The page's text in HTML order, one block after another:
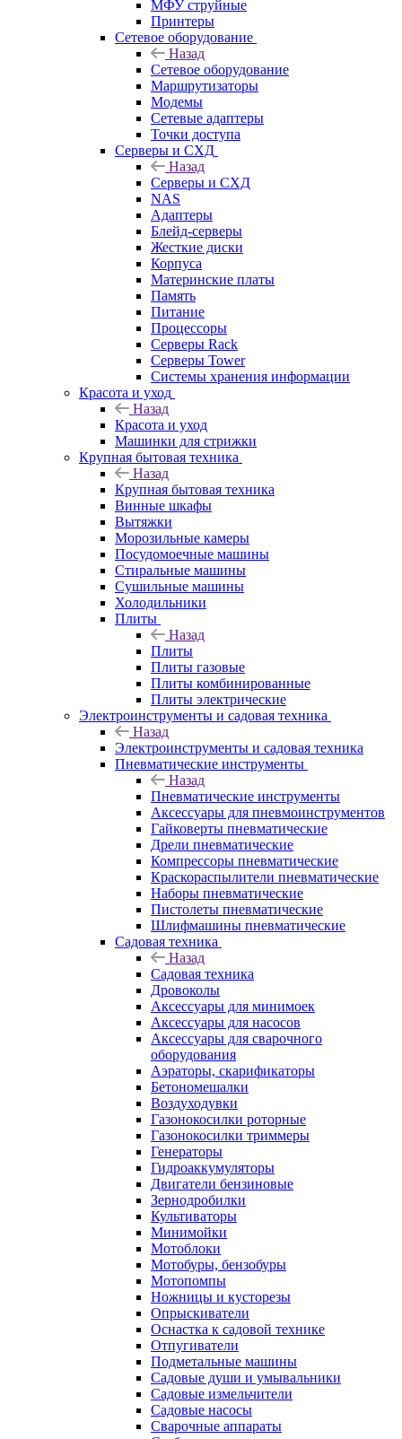
МФУ струйные
Принтеры
Сетевое оборудование
Назад
Сетевое оборудование
Маршрутизаторы
Модемы
Сетевые адаптеры
Точки доступа
Серверы и СХД
Назад
Серверы и СХД
NAS
Адаптеры
Блейд-серверы
Жесткие диски
Корпуса
Материнские платы
Память
Питание
Процессоры
Серверы Rack
Серверы Tower
Системы хранения информации
Красота и уход
Назад
Красота и уход
Машинки для стрижки
Крупная бытовая техника
Назад
Крупная бытовая техника
Винные шкафы
Вытяжки
Морозильные камеры
Посудомоечные машины
Стиральные машины
Сушильные машины
Холодильники
Плиты
Назад
Плиты
Плиты газовые
Плиты комбинированные
Плиты электрические
Электроинструменты и садовая техника
Назад
Электроинструменты и садовая техника
Пневматические инструменты
Назад
Пневматические инструменты
Аксессуары для пневмоинструментов
Гайковерты пневматические
Дрели пневматические
Компрессоры пневматические
Краскораспылители пневматические
Наборы пневматические
Пистолеты пневматические
Шлифмашины пневматические
Садовая техника
Назад
Садовая техника
Дровоколы
Аксессуары для минимоек
Аксессуары для насосов
Аксессуары для сварочного
оборудования
Аэраторы, скарификаторы
Бетономешалки
Воздуходувки
Газонокосилки роторные
Газонокосилки триммеры
Генераторы
Гидроаккумуляторы
Двигатели бензиновые
Зернодробилки
Культиваторы
Минимойки
Мотоблоки
Мотобуры, бензобуры
Мотопомпы
Ножницы и кусторезы
Опрыскиватели
Оснастка к садовой технике
Отпугиватели
Подметальные машины
Садовые души и умывальники
Садовые измельчители
Садовые насосы
Сварочные аппараты